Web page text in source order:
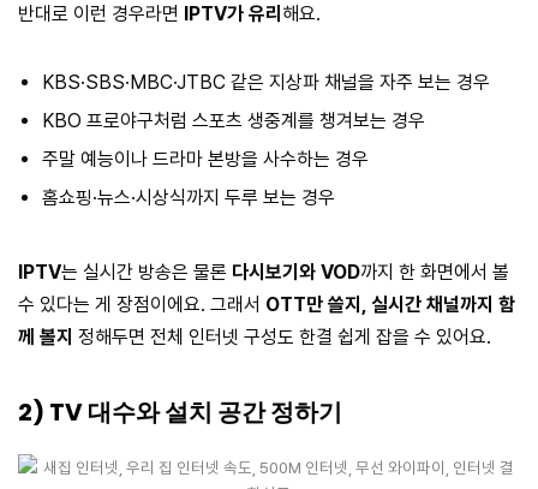
반대로 이런 경우라면 IPTV가 유리 해요.
KBS·SBS·MBC·JTBC 같은 지상파 채널을 자주 보는 경우
KBO 프로야구처럼 스포츠 생중계를 챙겨보는 경우
주말 예능이나 드라마 본방을 사수하는 경우
홈쇼핑·뉴스·시상식까지 두루 보는 경우
IPTV는 실시간 방송은 물론 다시보기와 VOD까지 한 화면에서 볼
수 있다는 게 장점이에요. 그래서 OTT만 쓸지, 실시간 채널까지 함
께 볼지 정해두면 전체 인터넷 구성도 한결 쉽게 잡을 수 있어요.
2) TV 대수와 설치 공간 정하기